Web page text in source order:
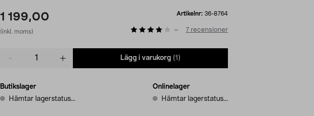
1 199,00
(inkl. moms)
Artikelnr: 36-8764
7 recensioner
Lägg i varukorg (1)
Butikslager
Hämtar lagerstatus...
Onlinelager
Hämtar lagerstatus...